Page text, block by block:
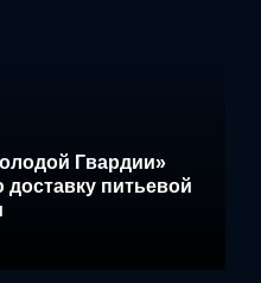
Гвардии»
питьевой